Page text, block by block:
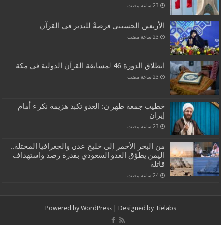
الأربعين الحسيني فرصةٌ للتدبر في القرآن
انطلاق الدورة 46 لمسابقة القرآن الدولية في مكة
خطيب جمعة طهران: العدو تكبد هزيمة نكراء أمام
إيران
من البحر الأحمر إلى خليج عدن والجغرافيا المحتلة..
اليمن يطوّق العدو السعودي بقدرة رصد واستهداف
قاتلة
‏24 ساعة مضت
Powered by WordPress| Designed by Tielabs